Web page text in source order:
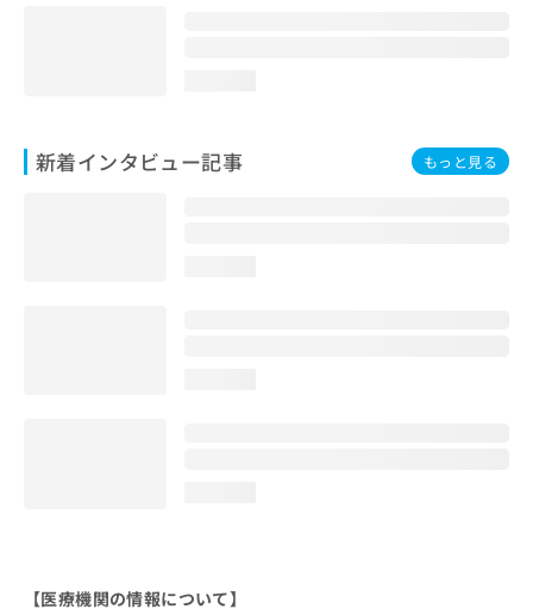
新着インタビュー記事 もっと見る
【医療機関の情報について】